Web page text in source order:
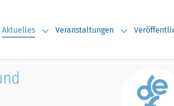
for "Über uns"
Aktuelles(current)
Submenu for "Aktuelles"
Veranstaltungen
Submenu for